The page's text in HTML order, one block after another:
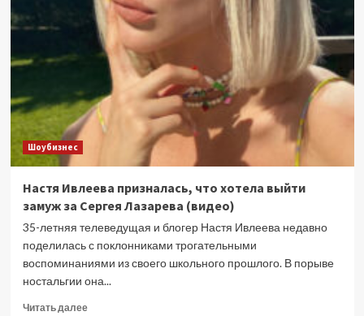
чтобы
не
было
комаров
2026
Шоубизнес
Настя Ивлеева призналась, что хотела выйти
замуж за Сергея Лазарева (видео)
35-летняя телеведущая и блогер Настя Ивлеева недавно
поделилась с поклонниками трогательными
воспоминаниями из своего школьного прошлого. В порыве
ностальгии она...
Читать далееПрочитать